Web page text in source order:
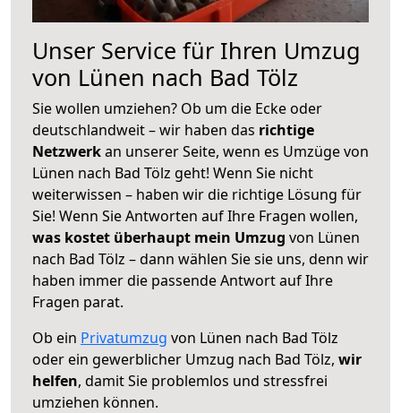
Unser Service für Ihren Umzug
von Lünen nach Bad Tölz
Sie wollen umziehen? Ob um die Ecke oder
deutschlandweit – wir haben das richtige
Netzwerkan unserer Seite, wenn es Umzüge von
Lünen nach Bad Tölz geht! Wenn Sie nicht
weiterwissen – haben wir die richtige Lösung für
Sie! Wenn Sie Antworten auf Ihre Fragen wollen,
was kostet überhaupt mein Umzug von Lünen
nach Bad Tölz – dann wählen Sie sie uns, denn wir
haben immer die passende Antwort auf Ihre
Fragen parat.
Ob ein Privatumzug von Lünen nach Bad Tölz
oder ein gewerblicher Umzug nach Bad Tölz, wir
helfen, damit Sie problemlos und stressfrei
umziehen können.